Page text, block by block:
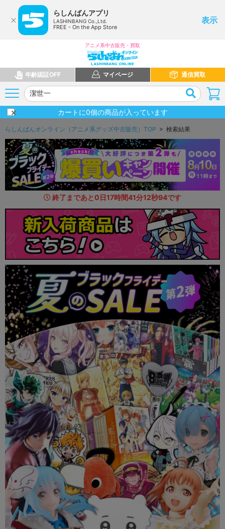
らしんばんアプリ
LASHINBANG Co.,Ltd.
FREE - On the App Store
表示
アニメ系中古販売・買取
年齢認証OFF マイページ 通信買取
カートに0個の商品が入っています
らしんばんオンライン（アニメ系グッズ中古販売）TOP > 検索結果
終了まであと0日17時間41分11秒57です